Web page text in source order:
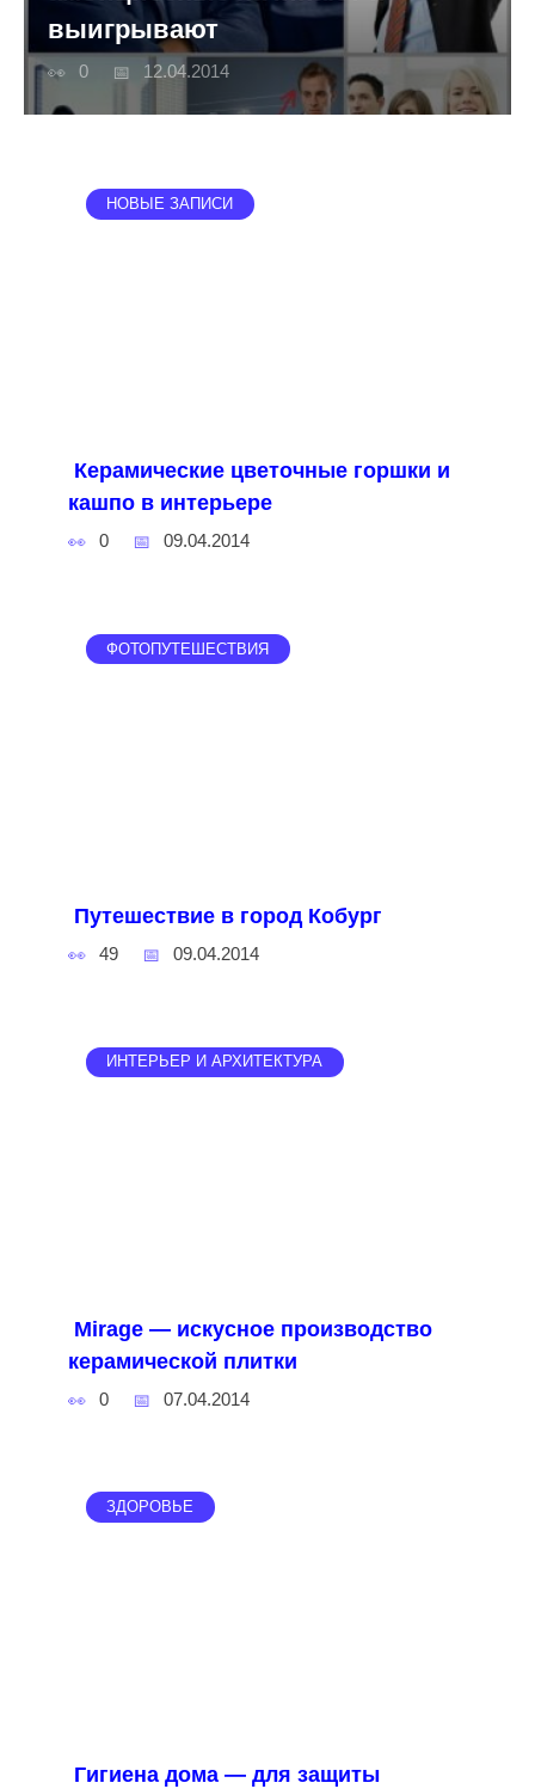
выигрывают
0 12.04.2014
НОВЫЕ ЗАПИСИ
Керамические цветочные горшки и
кашпо в интерьере
0 09.04.2014
ФОТОПУТЕШЕСТВИЯ
Путешествие в город Кобург
49 09.04.2014
ИНТЕРЬЕР И АРХИТЕКТУРА
Mirage — искусное производство
керамической плитки
0 07.04.2014
ЗДОРОВЬЕ
Гигиена дома — для защиты